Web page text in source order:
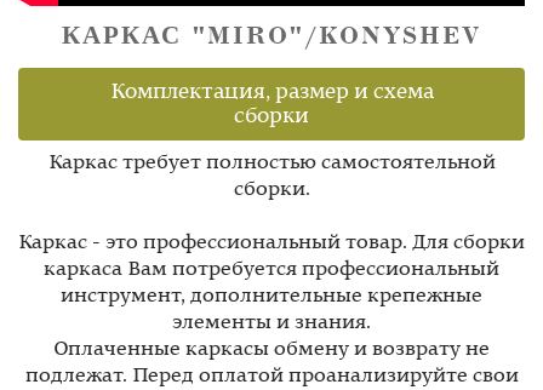
КАРКАС "MIRO"/KONYSHEV
Комплектация, размер и схема
сборки
Каркас требует полностью самостоятельной
сборки.
Каркас - это профессиональный товар. Для сборки
каркаса Вам потребуется профессиональный
инструмент, дополнительные крепежные
элементы и знания.
Оплаченные каркасы обмену и возврату не
подлежат. Перед оплатой проанализируйте свои